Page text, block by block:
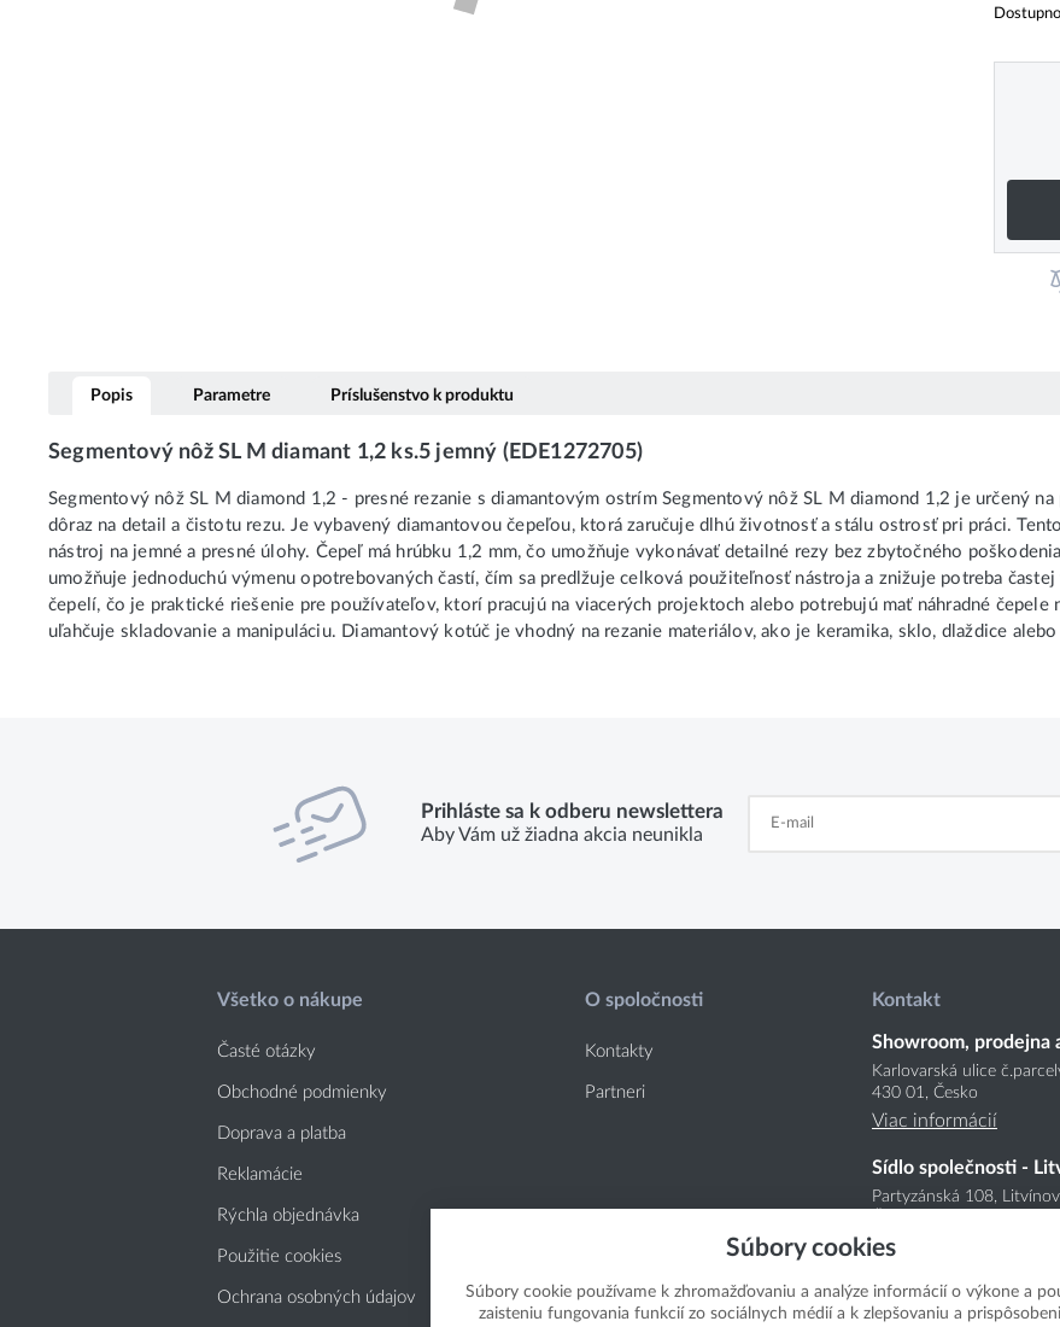
Popis Parametre Príslušenstvo k produktu
Segmentový nôž SL M diamant 1,2 ks.5 jemný (EDE1272705)
Segmentový nôž SL M diamond 1,2 - presné rezanie s diamantovým ostrím Segmentový nôž SL M diamond 1,2 je určený
dôraz na detail a čistotu rezu. Je vybavený diamantovou čepeľou, ktorá zaručuje dlhú životnosť a stálu ostrosť pri práci.
nástroj na jemné a presné úlohy. Čepeľ má hrúbku 1,2 mm, čo umožňuje vykonávať detailné rezy bez zbytočného
umožňuje jednoduchú výmenu opotrebovaných častí, čím sa predlžuje celková použiteľnosť nástroja a znižuje potreba
čepelí, čo je praktické riešenie pre používateľov, ktorí pracujú na viacerých projektoch alebo potrebujú mať náhradné čepele
uľahčuje skladovanie a manipuláciu. Diamantový kotúč je vhodný na rezanie materiálov, ako je keramika, sklo, dlaždice
Prihláste sa k odberu newslettera
Aby Vám už žiadna akcia neunikla
Všetko o nákupe
Časté otázky
Obchodné podmienky
Doprava a platba
Reklamácie
Rýchla objednávka
Použitie cookies
Ochrana osobných údajov
O spoločnosti
Kontakty
Partneri
Kontakt
Showroom, prodejna
Karlovarská ulice
430 01, Česko
Viac informácií
Sídlo společnosti -
Partyzánská 108,
Viac informácií
Súbory cookies
Súbory cookie používame k zhromažďovaniu a analýze informácií o výkone a
zaisteniu fungovania funkcií zo sociálnych médií a k zlepšovaniu a